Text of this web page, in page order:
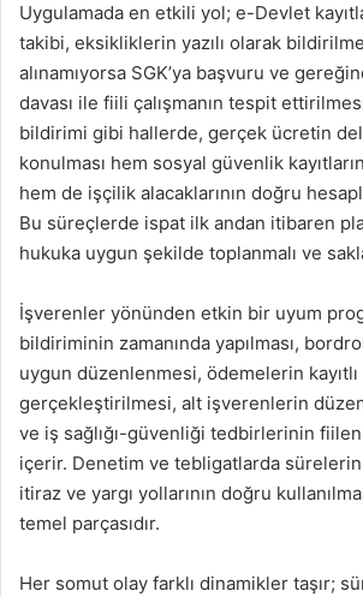
Uygulamada en etkili yol; e-Devlet
takibi, eksikliklerin yazılı olarak
alınamıyorsa SGK’ya başvuru ve
davası ile fiili çalışmanın tespit
bildirimi gibi hallerde, gerçek ücretin
konulması hem sosyal güvenlik
hem de işçilik alacaklarının doğru
Bu süreçlerde ispat ilk andan itibaren
hukuka uygun şekilde toplanmalı ve
İşverenler yönünden etkin bir uyum
bildiriminin zamanında yapılması,
uygun düzenlenmesi, ödemelerin
gerçekleştirilmesi, alt işverenlerin
ve iş sağlığı-güvenliği tedbirlerinin fiilen
içerir. Denetim ve tebligatlarda sürelerin
itiraz ve yargı yollarının doğru
temel parçasıdır.
Her somut olay farklı dinamikler taşır;